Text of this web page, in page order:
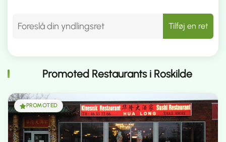
Tilføj en ret
Promoted Restaurants i Roskilde
PROMOTED